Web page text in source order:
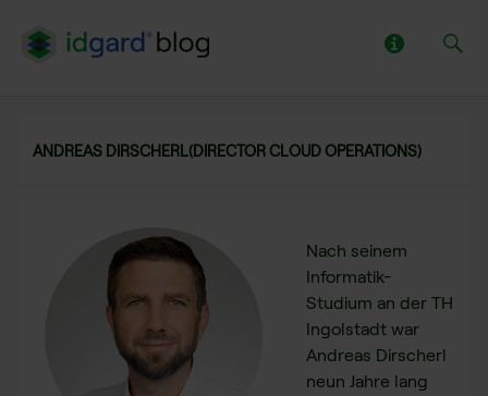
ANDREAS DIRSCHERL(DIRECTOR CLOUD OPERATIONS)
Nach seinem
Informatik-
Studium an der TH
Ingolstadt war
Andreas Dirscherl
neun Jahre lang